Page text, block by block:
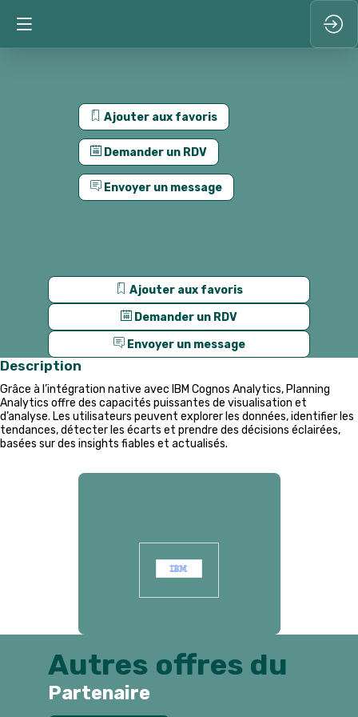
Ajouter aux favoris
Demander un RDV
Envoyer un message
Ajouter aux favoris
Demander un RDV
Envoyer un message
Description
Grâce à l’intégration native avec IBM Cognos Analytics, Planning
Analytics offre des capacités puissantes de visualisation et
d’analyse. Les utilisateurs peuvent explorer les données, identifier les
tendances, détecter les écarts et prendre des décisions éclairées,
basées sur des insights fiables et actualisés.
Autres offres du
Partenaire